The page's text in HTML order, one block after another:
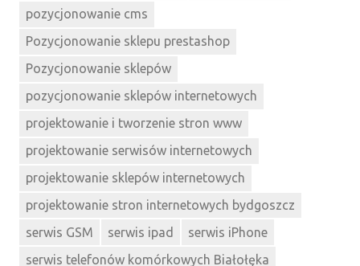
pozycjonowanie cms
Pozycjonowanie sklepu prestashop
Pozycjonowanie sklepów
pozycjonowanie sklepów internetowych
projektowanie i tworzenie stron www
projektowanie serwisów internetowych
projektowanie sklepów internetowych
projektowanie stron internetowych bydgoszcz
serwis GSM
serwis ipad
serwis iPhone
serwis telefonów komórkowych Białołęka